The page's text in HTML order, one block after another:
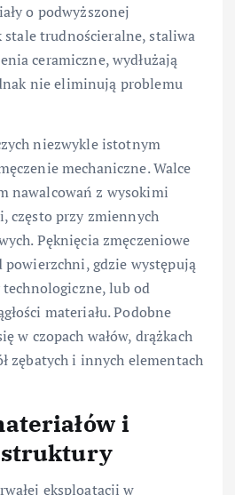
o podwyższonej
trudnościeralne, staliwa
ceramiczne, wydłużają
nie eliminują problemu
niezwykle istotnym
mechaniczne. Walce
nawalcowań z wysokimi
często przy zmiennych
Pęknięcia zmęczeniowe
powierzchni, gdzie występują
lub od
materiału. Podobne
w czopach wałów, drążkach
zębatych i innych elementach
i
struktury
eksploatacji w